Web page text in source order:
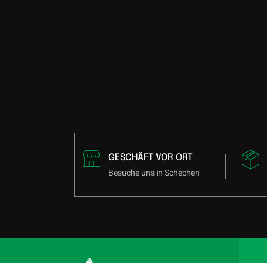
GESCHÄFT VOR ORT
Besuche uns in Schechen